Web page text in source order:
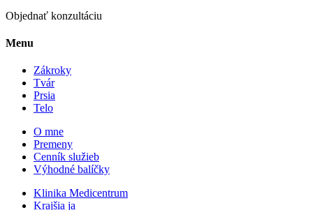
Objednať konzultáciu
Menu
Zákroky
Tvár
Prsia
Telo
O mne
Premeny
Cenník služieb
Výhodné balíčky
Klinika Medicentrum
Krajšia ja